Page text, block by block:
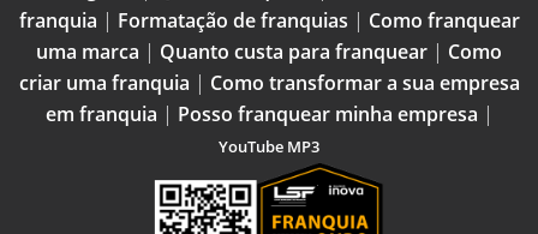
franquia | Formatação de franquias | Como franquear
uma marca | Quanto custa para franquear | Como
criar uma franquia | Como transformar a sua empresa
em franquia | Posso franquear minha empresa |
YouTube MP3